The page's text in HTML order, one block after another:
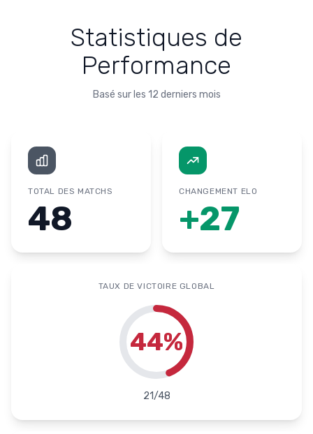
Statistiques de
Performance
Basé sur les 12 derniers mois
TOTAL DES MATCHS
48
CHANGEMENT ELO
+27
TAUX DE VICTOIRE GLOBAL
44%
21/48